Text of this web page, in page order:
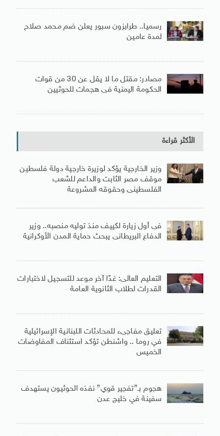
رسميا.. طرابزون سبور يعلن ضم محمد صلاح
لمدة عامين
مصادر: مقتل ما لا يقل عن 30 من قوات
الحكومة اليمنية فى هجمات للحوثيين
الأكثر قراءة
وزير الخارجية يؤكد لوزيرة خارجية دولة فلسطين
موقف مصر الثابت والداعم للشعب
الفلسطينى وحقوقه المشروعة
فى أول زيارة لكييف منذ توليه منصبه.. وزير
الدفاع البريطانى يبحث حماية المدن الأوكرانية
التعليم العالى: غدًا آخر موعد للتسجيل لاختبارات
القدرات لطلاب الثانوية العامة
تعليق مفاجىء للمحادثات اللبنانية الإسرائيلية
في روما .. واشنطن تؤكد استئناف المفاوضات
الخميس
هجوم بـ”تفجير قوي” نفذه الحوثيون يستهدف
سفينة في خليج عدن